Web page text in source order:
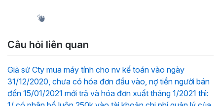
Câu hỏi liên quan
Giả sử Cty mua máy tính cho nv kế toán vào ngày
31/12/2020, chưa có hóa đơn đầu vào, nợ tiền người bán
đến 15/01/2021 mới trả và hóa đơn xuất tháng 1/2021 thì: